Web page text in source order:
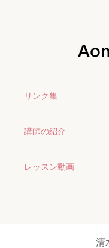
リンク集
講師の紹介
レッスン動画
清